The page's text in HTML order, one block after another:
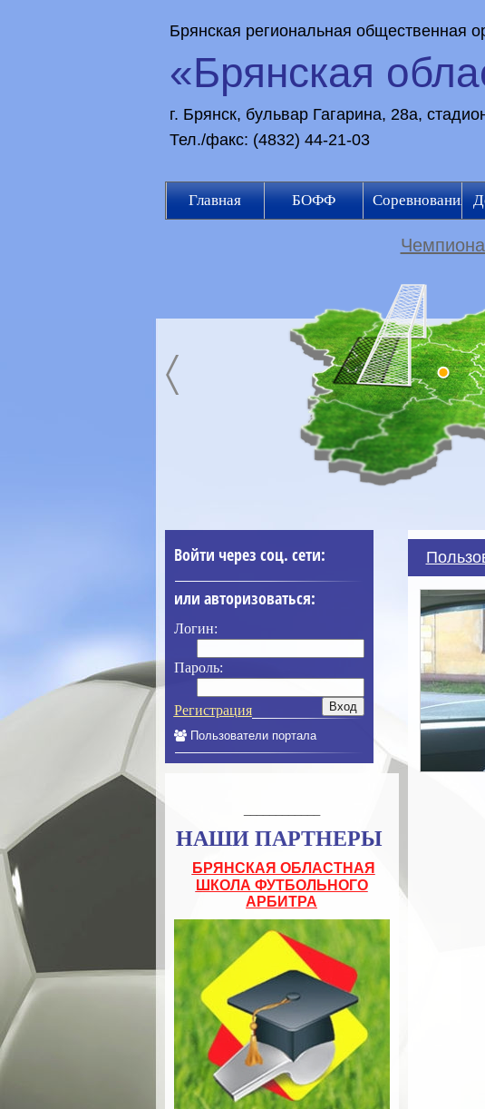
Брянская региональная общественная
«Брянская
г. Брянск, бульвар Гагарина, 28а,
Тел./факс: (4832) 44-21-03
Главная БОФФ Соревнования
Войти через соц. сети:
или авторизоваться:
Логин:
Пароль:
Регистрация
Пользователи портала
НАШИ ПАРТНЕРЫ
БРЯНСКАЯ ОБЛАСТНАЯ
ШКОЛА ФУТБОЛЬНОГО
АРБИТРА